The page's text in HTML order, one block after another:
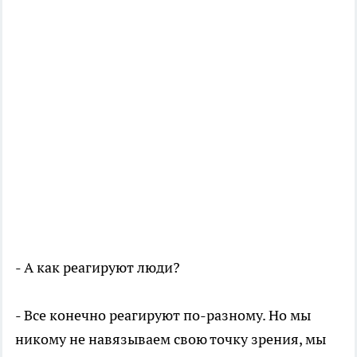
- А как реагируют люди?
- Все конечно реагируют по-разному. Но мы
никому не навязываем свою точку зрения, мы